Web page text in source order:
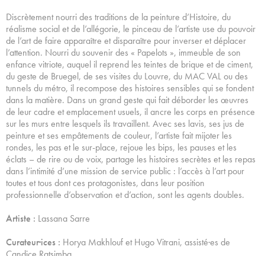
Discrètement nourri des traditions de la peinture d’Histoire, du
réalisme social et de l’allégorie, le pinceau de l’artiste use du pouvoir
de l’art de faire apparaître et disparaître pour inverser et déplacer
l’attention. Nourri du souvenir des « Papelots », immeuble de son
enfance vitriote, auquel il reprend les teintes de brique et de ciment,
du geste de Bruegel, de ses visites du Louvre, du MAC VAL ou des
tunnels du métro, il recompose des histoires sensibles qui se fondent
dans la matière. Dans un grand geste qui fait déborder les œuvres
de leur cadre et emplacement usuels, il ancre les corps en présence
sur les murs entre lesquels ils travaillent. Avec ses lavis, ses jus de
peinture et ses empâtements de couleur, l’artiste fait mijoter les
rondes, les pas et le sur-place, rejoue les bips, les pauses et les
éclats – de rire ou de voix, partage les histoires secrètes et les repas
dans l’intimité d’une mission de service public : l’accès à l’art pour
toutes et tous dont ces protagonistes, dans leur position
professionnelle d’observation et d’action, sont les agents doubles.
Artiste : Lassana Sarre
Curateur·ices : Horya Makhlouf et Hugo Vitrani, assisté·es de